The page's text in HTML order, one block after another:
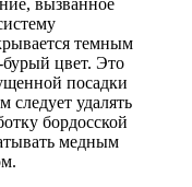
темным
бурый цвет. Это
посадки
следует удалять
бордосской
медным